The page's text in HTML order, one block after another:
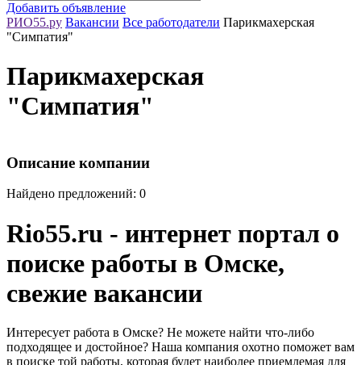
Добавить объявление
РИО55.ру Вакансии Все работодатели Парикмахерская
"Симпатия"
Парикмахерская
"Симпатия"
Описание компании
Найдено предложений: 0
Rio55.ru - интернет портал о
поиске работы в Омске,
свежие вакансии
Интересует работа в Омске? Не можете найти что-либо
подходящее и достойное? Наша компания охотно поможет вам
в поиске той работы, которая будет наиболее приемлемая для